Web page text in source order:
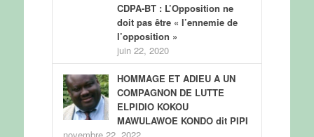
CDPA-BT : L’Opposition ne
doit pas être « l’ennemie de
l’opposition »
juin 22, 2020
HOMMAGE ET ADIEU A UN
COMPAGNON DE LUTTE
ELPIDIO KOKOU
MAWULAWOE KONDO dit PIPI
novembre 22, 2022